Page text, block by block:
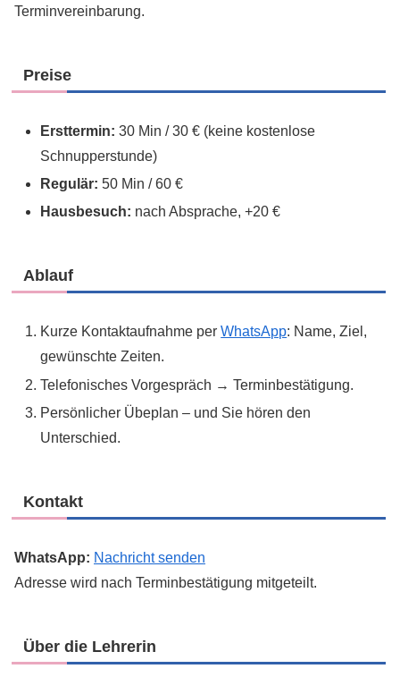
Terminvereinbarung.
Preise
Ersttermin: 30 Min / 30 € (keine kostenlose
Schnupperstunde)
Regulär: 50 Min / 60 €
Hausbesuch: nach Absprache, +20 €
Ablauf
Kurze Kontaktaufnahme perWhatsApp: Name, Ziel,
gewünschte Zeiten.
Telefonisches Vorgespräch → Terminbestätigung.
Persönlicher Übeplan – und Sie hören den
Unterschied.
Kontakt
WhatsApp: Nachricht senden
Adresse wird nach Terminbestätigung mitgeteilt.
Über die Lehrerin